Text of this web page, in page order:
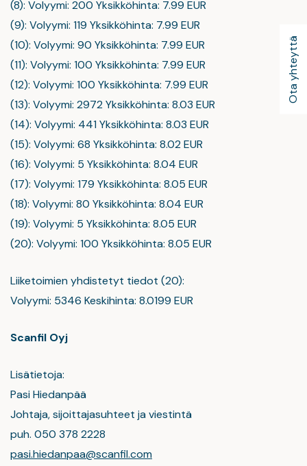
Ota yhteyttä
(8): Volyymi: 200 Yksikköhinta: 7.99 EUR
(9): Volyymi: 119 Yksikköhinta: 7.99 EUR
(10): Volyymi: 90 Yksikköhinta: 7.99 EUR
(11): Volyymi: 100 Yksikköhinta: 7.99 EUR
(12): Volyymi: 100 Yksikköhinta: 7.99 EUR
(13): Volyymi: 2972 Yksikköhinta: 8.03 EUR
(14): Volyymi: 441 Yksikköhinta: 8.03 EUR
(15): Volyymi: 68 Yksikköhinta: 8.02 EUR
(16): Volyymi: 5 Yksikköhinta: 8.04 EUR
(17): Volyymi: 179 Yksikköhinta: 8.05 EUR
(18): Volyymi: 80 Yksikköhinta: 8.04 EUR
(19): Volyymi: 5 Yksikköhinta: 8.05 EUR
(20): Volyymi: 100 Yksikköhinta: 8.05 EUR
Liiketoimien yhdistetyt tiedot (20):
Volyymi: 5346 Keskihinta: 8.0199 EUR
Scanfil Oyj
Lisätietoja:
Pasi Hiedanpää
Johtaja, sijoittajasuhteet ja viestintä
puh. 050 378 2228
pasi.hiedanpaa@scanfil.com